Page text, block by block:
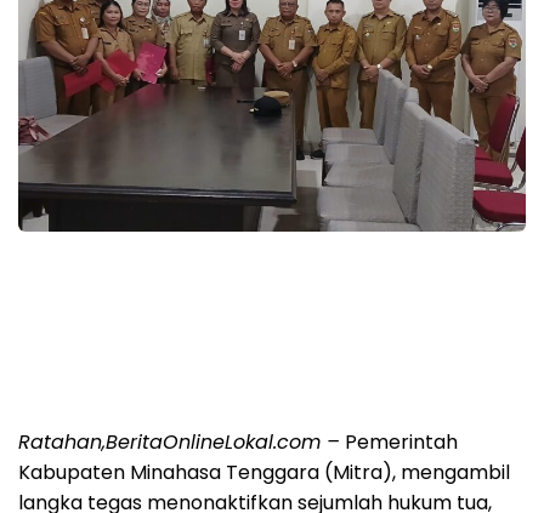
Ratahan,BeritaOnlineLokal.com – Pemerintah
Kabupaten Minahasa Tenggara (Mitra), mengambil
langka tegas menonaktifkan sejumlah hukum tua,